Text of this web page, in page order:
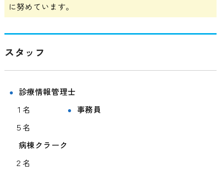
に努めています。
スタッフ
診療情報管理士
１名
事務員
５名
病棟クラーク
２名